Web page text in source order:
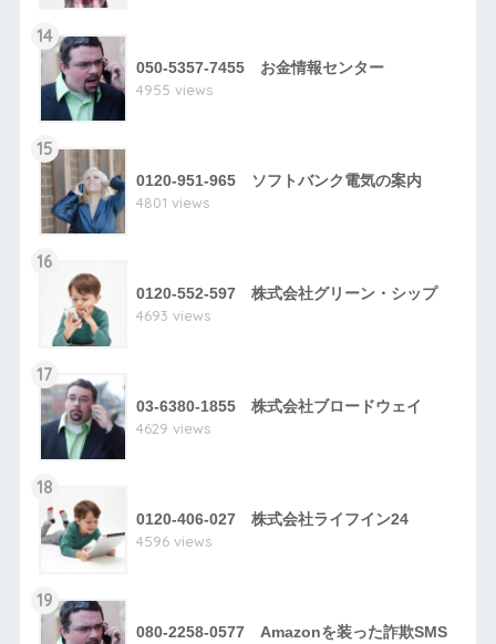
14
050-5357-7455 お金情報センター
4955 views
15
0120-951-965 ソフトバンク電気の案内
4801 views
16
0120-552-597 株式会社グリーン・シップ
4693 views
17
03-6380-1855 株式会社ブロードウェイ
4629 views
18
0120-406-027 株式会社ライフイン24
4596 views
19
080-2258-0577 Amazonを装った詐欺SMS